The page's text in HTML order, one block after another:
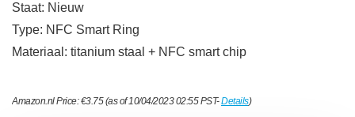
Staat: Nieuw
Type: NFC Smart Ring
Materiaal: titanium staal + NFC smart chip
Amazon.nl Price:€3.75(as of 10/04/2023 02:55 PST-Details)